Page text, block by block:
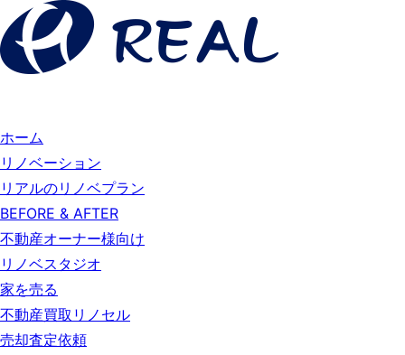
ホーム
リノベーション
リアルのリノベプラン
BEFORE & AFTER
不動産オーナー様向け
リノベスタジオ
家を売る
不動産買取リノセル
売却査定依頼